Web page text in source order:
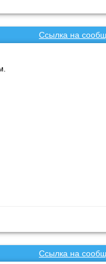
Ссылка на
Ссылка на